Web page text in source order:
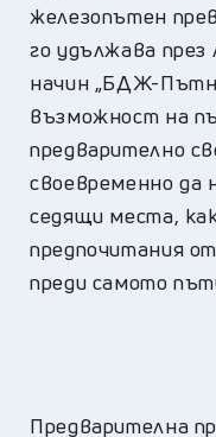
железопътен
го удължава
начин „БДЖ-
възможност на
предварително
своевременно да
седящи места,
предпочитания
преди самото
Предварителна